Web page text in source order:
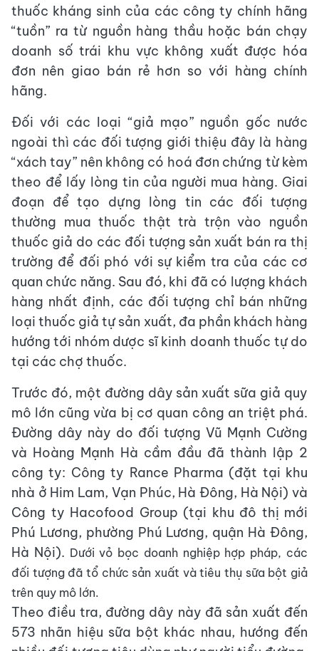
thuốc kháng sinh của các công ty chính hãng
“tuồn” ra từ nguồn hàng thầu hoặc bán chạy
doanh số trái khu vực không xuất được hóa
đơn nên giao bán rẻ hơn so với hàng chính
hãng.
Đối với các loại “giả mạo” nguồn gốc nước
ngoài thì các đối tượng giới thiệu đây là hàng
“xách tay” nên không có hoá đơn chứng từ kèm
theo để lấy lòng tin của người mua hàng. Giai
đoạn để tạo dựng lòng tin các đối tượng
thường mua thuốc thật trà trộn vào nguồn
thuốc giả do các đối tượng sản xuất bán ra thị
trường để đối phó với sự kiểm tra của các cơ
quan chức năng. Sau đó, khi đã có lượng khách
hàng nhất định, các đối tượng chỉ bán những
loại thuốc giả tự sản xuất, đa phần khách hàng
hướng tới nhóm dược sĩ kinh doanh thuốc tự do
tại các chợ thuốc.
Trước đó, một đường dây sản xuất sữa giả quy
mô lớn cũng vừa bị cơ quan công an triệt phá.
Đường dây này do đối tượng Vũ Mạnh Cường
và Hoàng Mạnh Hà cầm đầu đã thành lập 2
công ty: Công ty Rance Pharma (đặt tại khu
nhà ở Him Lam, Vạn Phúc, Hà Đông, Hà Nội) và
Công ty Hacofood Group (tại khu đô thị mới
Phú Lương, phường Phú Lương, quận Hà Đông,
Hà Nội). Dưới vỏ bọc doanh nghiệp hợp pháp, các
đối tượng đã tổ chức sản xuất và tiêu thụ sữa bột giả
trên quy mô lớn.
Theo điều tra, đường dây này đã sản xuất đến
573 nhãn hiệu sữa bột khác nhau, hướng đến